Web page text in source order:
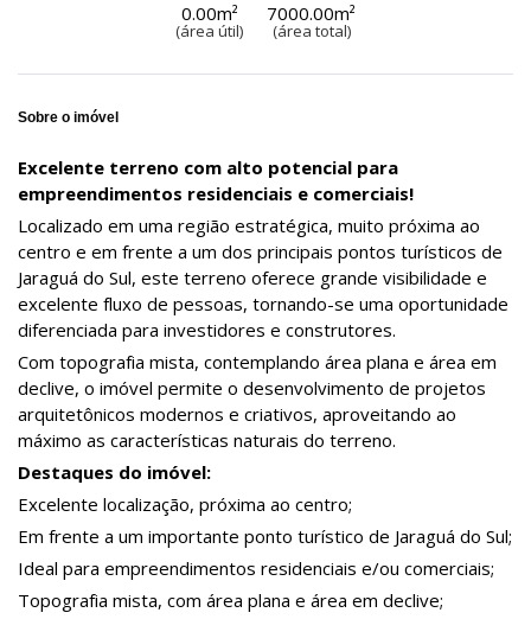
0.00m²
(área útil)
7000.00m²
(área total)
Sobre o imóvel
Excelente terreno com alto potencial para
empreendimentos residenciais e comerciais!
Localizado em uma região estratégica, muito próxima ao
centro e em frente a um dos principais pontos turísticos de
Jaraguá do Sul, este terreno oferece grande visibilidade e
excelente fluxo de pessoas, tornando-se uma oportunidade
diferenciada para investidores e construtores.
Com topografia mista, contemplando área plana e área em
declive, o imóvel permite o desenvolvimento de projetos
arquitetônicos modernos e criativos, aproveitando ao
máximo as características naturais do terreno.
Destaques do imóvel:
Excelente localização, próxima ao centro;
Em frente a um importante ponto turístico de Jaraguá do Sul;
Ideal para empreendimentos residenciais e/ou comerciais;
Topografia mista, com área plana e área em declive;